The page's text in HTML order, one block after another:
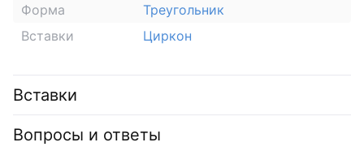
Форма
Треугольник
Вставки
Циркон
Вставки
Вопросы и ответы